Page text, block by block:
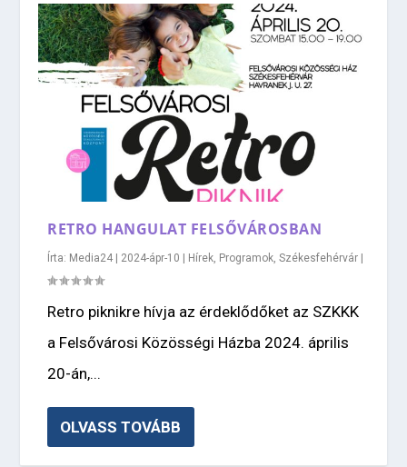
RETRO HANGULAT FELSŐVÁROSBAN
Írta: Media24 2024-ápr-10 Hírek, Programok,Székesfehérvár
Retro piknikre hívja az érdeklődőket az SZKKK
a Felsővárosi Közösségi Házba 2024. április
20-án,...
OLVASS TOVÁBB